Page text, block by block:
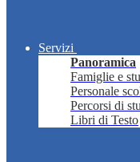
Servizi
Panoramica
Famiglie e
Personale
Percorsi di
Libri di Testo